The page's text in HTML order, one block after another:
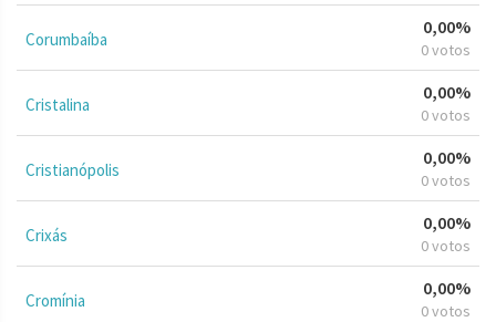
Corumbaíba
0,00%
0 votos
Cristalina
0,00%
0 votos
Cristianópolis
0,00%
0 votos
Crixás
0,00%
0 votos
Cromínia
0,00%
0 votos